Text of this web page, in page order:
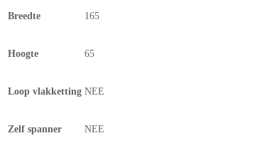
Breedte 165
Hoogte 65
Loop vlakketting NEE
Zelf spanner NEE